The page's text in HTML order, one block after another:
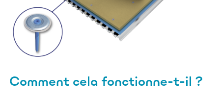
Comment cela fonctionne-t-il ?